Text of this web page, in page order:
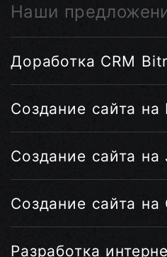
Наши
Доработка CRM
Создание сайта на
Создание сайта на
Создание сайта на
Разработка